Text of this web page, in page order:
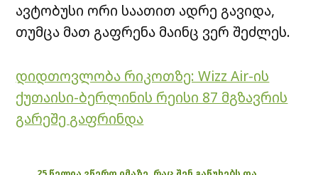
ავტობუსი ორი საათით ადრე გავიდა,
თუმცა მათ გაფრენა მაინც ვერ შეძლეს.
დიდთოვლობა რიკოთზე: Wizz Air-ის
ქუთაისი-ბერლინის რეისი 87 მგზავრის
გარეშე გაფრინდა